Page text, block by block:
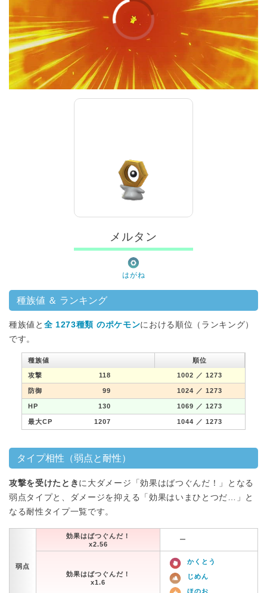
00:00 /01:00
メルタン
はがね
種族値 ＆ ランキング
種族値と 全 1273種類 のポケモンにおける順位（ランキング）
です。
種族値 順位
攻撃 118 1002 ／ 1273
防御 99 1024 ／ 1273
HP 130 1069 ／ 1273
最大CP 1207 1044 ／ 1273
タイプ相性（弱点と耐性）
攻撃を受けたとき に大ダメージ「効果はばつぐんだ！」となる
弱点タイプと、ダメージを抑える「効果はいまひとつだ…」と
なる耐性タイプ一覧です。
弱点
効果はばつぐんだ！
x2.56
ー
効果はばつぐんだ！
x1.6
かくとう
じめん
ほのお